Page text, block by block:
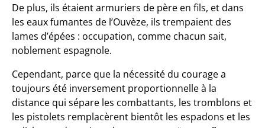
De plus, ils étaient armuriers de père en fils, et dans
les eaux fumantes de l’Ouvèze, ils trempaient des
lames d’épées : occupation, comme chacun sait,
noblement espagnole.
Cependant, parce que la nécessité du courage a
toujours été inversement proportionnelle à la
distance qui sépare les combattants, les tromblons et
les pistolets remplacèrent bientôt les espadons et les